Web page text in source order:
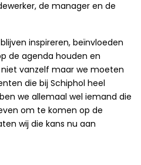
de manager en de
inspireren, beïnvloeden
de agenda houden en
vanzelf maar we moeten
die bij Schiphol heel
we allemaal wel iemand die
om te komen op de
wij die kans nu aan